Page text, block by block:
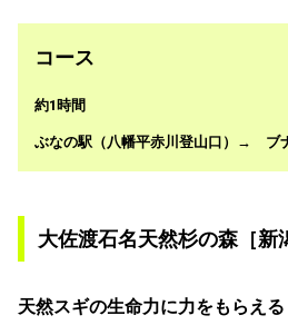
コース
約1時間
ぶなの駅（八幡平赤川登山口）→
大佐渡石名天然杉の森［新
天然スギの生命力に力をもらえる